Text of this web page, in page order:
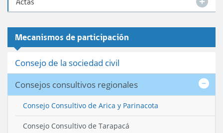
Mecanismos de participación
Consejo de la sociedad civil
Consejos consultivos regionales
Consejo Consultivo de Arica y Parinacota
Consejo Consultivo de Tarapacá